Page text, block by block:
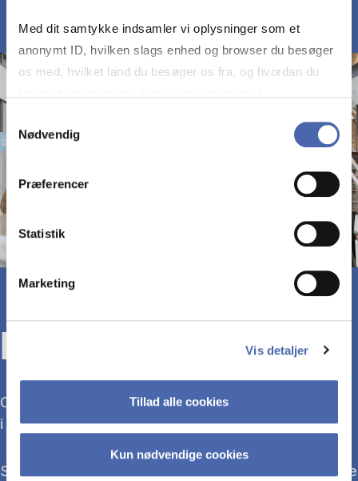
Med dit samtykke indsamler vi oplysninger som et
anonymt ID, hvilken slags enhed og browser du besøger
os med, hvilket land du besøger os fra, og hvordan du
markedsføring. Du bestemmer selv - og kan altid trække
Nødvendig
Præferencer
Statistik
Marketing
Vis detaljer
Tillad alle cookies
Kun nødvendige cookies
KOM TIL ÅBENT HUS
Overvejer du at søge ind på en bacheloruddannelse
i 2027?
Så kom med til Åbent Hus, hvor du kan blive klogere